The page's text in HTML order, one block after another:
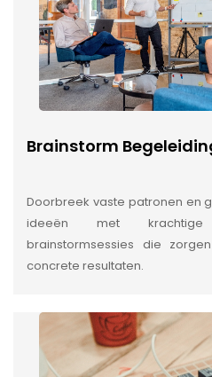
Brainstorm
Doorbreek vaste patronen en
ideeën met krachtige
brainstormsessies die
concrete resultaten.